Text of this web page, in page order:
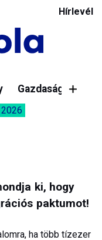
Hírlevél
Gazdaság
ki, hogy
paktumot!
ha több tízezer